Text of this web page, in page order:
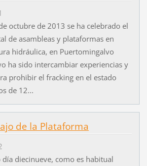
octubre de 2013 se ha celebrado el
de asambleas y plataformas en
hidráulica, en Puertomingalvo
ha sido intercambiar experiencias y
prohibir el fracking en el estado
de 12...
de la Plataforma
día diecinueve, como es habitual